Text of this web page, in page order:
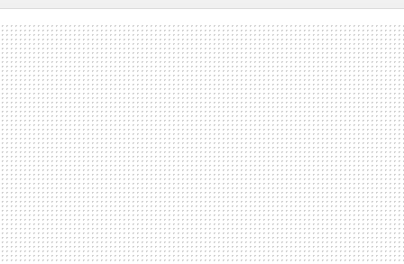
FACEBOOK
TWITTERFLIPBOARD
E-
MAIL
WHATSAPP